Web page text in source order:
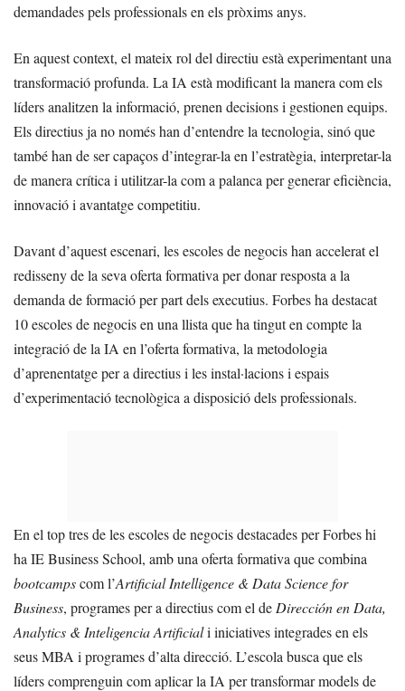
demandades pels professionals en els pròxims anys.
En aquest context, el mateix rol del directiu està experimentant una
transformació profunda. La IA està modificant la manera com els
líders analitzen la informació, prenen decisions i gestionen equips.
Els directius ja no només han d’entendre la tecnologia, sinó que
també han de ser capaços d’integrar-la en l’estratègia, interpretar-la
de manera crítica i utilitzar-la com a palanca per generar eficiència,
innovació i avantatge competitiu.
Davant d’aquest escenari, les escoles de negocis han accelerat el
redisseny de la seva oferta formativa per donar resposta a la
demanda de formació per part dels executius. Forbes ha destacat
10 escoles de negocis en una llista que ha tingut en compte la
integració de la IA en l’oferta formativa, la metodologia
d’aprenentatge per a directius i les instal·lacions i espais
d’experimentació tecnològica a disposició dels professionals.
En el top tres de les escoles de negocis destacades per Forbes hi
ha IE Business School, amb una oferta formativa que combina
bootcampscom l’Artificial Intelligence & Data Science for
Business, programes per a directius com el de Dirección en Data,
Analytics & Inteligencia Artificiali iniciatives integrades en els
seus MBA i programes d’alta direcció. L’escola busca que els
líders comprenguin com aplicar la IA per transformar models de